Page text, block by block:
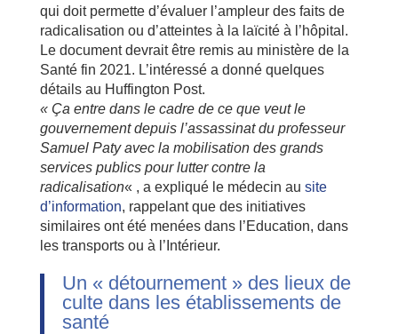
qui doit permette d’évaluer l’ampleur des faits de
radicalisation ou d’atteintes à la laïcité à l’hôpital.
Le document devrait être remis au ministère de la
Santé fin 2021. L’intéressé a donné quelques
détails au Huffington Post.
« Ça entre dans le cadre de ce que veut le
gouvernement depuis l’assassinat du professeur
Samuel Paty avec la mobilisation des grands
services publics pour lutter contre la
radicalisation« , a expliqué le médecin au site
d’information, rappelant que des initiatives
similaires ont été menées dans l’Education, dans
les transports ou à l’Intérieur.
Un « détournement » des lieux de
culte dans les établissements de
santé